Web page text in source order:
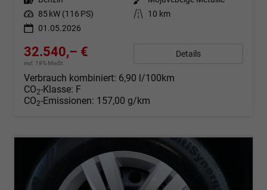
Leistung 85 kW (116 PS) Kilometerstand
10 km
01.05.2026
32.540,– €
incl. 19% MwSt.
Details
Verbrauch kombiniert: 6,90 l/100km
CO2-Klasse: F
CO2-Emissionen: 157,00 g/km